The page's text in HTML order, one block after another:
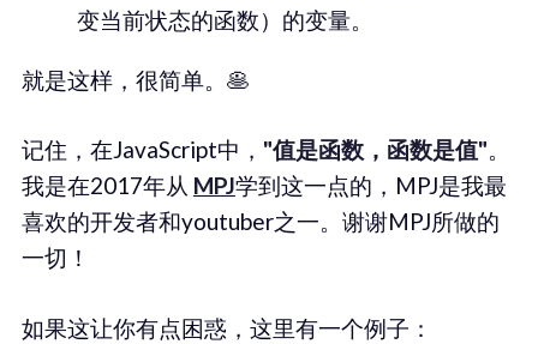
变当前状态的函数）的变量。
就是这样，很简单。🥞
记住，在JavaScript中， "值是函数，函数是值"。
我是在2017年从 MPJ学到这一点的，MPJ是我最
喜欢的开发者和youtuber之一。谢谢MPJ所做的
一切！
如果这让你有点困惑，这里有一个例子：